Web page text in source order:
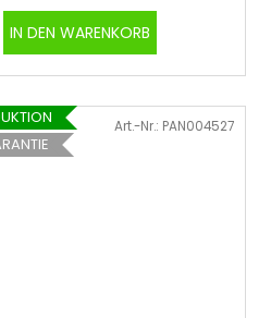
IN DEN WARENKORB
Art.-Nr.: PAN004527